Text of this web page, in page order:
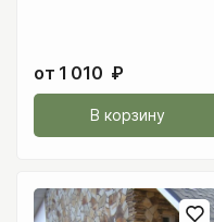
от 1 010 ₽
В корзину